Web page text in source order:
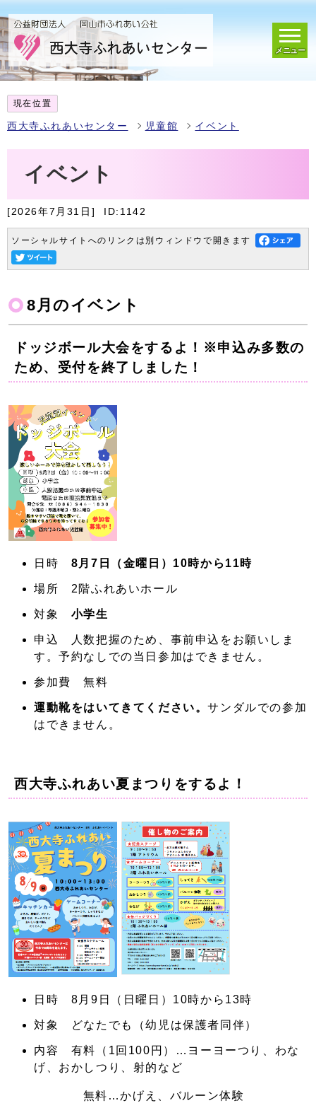
メニュー
現在位置
西大寺ふれあいセンター 児童館 イベント
イベント
[2026年7月31日] ID:1142
ソーシャルサイトへのリンクは別ウィンドウで開きます
8月のイベント
ドッジボール大会をするよ！※申込み多数の
ため、受付を終了しました！
日時 8月7日（金曜日）10時から11時
場所 2階ふれあいホール
対象 小学生
申込 人数把握のため、事前申込をお願いしま
す。予約なしでの当日参加はできません。
参加費 無料
運動靴をはいてきてください。サンダルでの参加
はできません。
西大寺ふれあい夏まつりをするよ！
日時 8月9日（日曜日）10時から13時
対象 どなたでも（幼児は保護者同伴）
内容 有料（1回100円）…ヨーヨーつり、わな
げ、おかしつり、射的など
無料…かげえ、バルーン体験